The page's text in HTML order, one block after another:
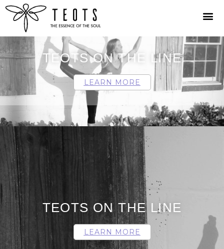
TEOTS ON THE LINE
LEARN MORE
TEOTS ON THE LINE
LEARN MORE